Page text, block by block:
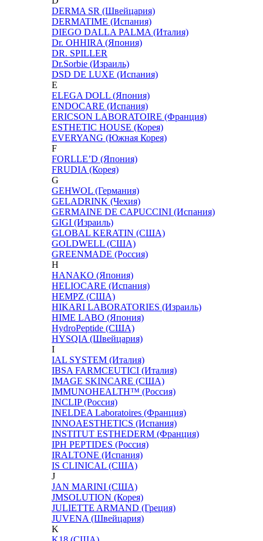
DERMA SR (Швейцария)
DERMATIME (Испания)
DIEGO DALLA PALMA (Италия)
Dr. OHHIRA (Япония)
DR. SPILLER
Dr.Sorbie (Израиль)
DSD DE LUXE (Испания)
E
ELEGA DOLL (Япония)
ENDOCARE (Испания)
ERICSON LABORATOIRE (Франция)
ESTHETIC HOUSE (Корея)
EVERYANG (Южная Корея)
F
FORLLE’D (Япония)
FRUDIA (Корея)
G
GEHWOL (Германия)
GELADRINK (Чехия)
GERMAINE DE CAPUCCINI (Испания)
GIGI (Израиль)
GLOBAL KERATIN (США)
GOLDWELL (США)
GREENMADE (Россия)
H
HANAKO (Япония)
HELIOCARE (Испания)
HEMPZ (США)
HIKARI LABORATORIES (Израиль)
HIME LABO (Япония)
HydroPeptide (США)
HYSQIA (Швейцария)
I
IAL SYSTEM (Италия)
IBSA FARMCEUTICI (Италия)
IMAGE SKINCARE (США)
IMMUNOHEALTH™ (Россия)
INCLIP (Россия)
INELDEA Laboratoires (Франция)
INNOAESTHETICS (Испания)
INSTITUT ESTHEDERM (Франция)
IPH PEPTIDES (Россия)
IRALTONE (Испания)
IS CLINICAL (США)
J
JAN MARINI (США)
JMSOLUTION (Корея)
JULIETTE ARMAND (Греция)
JUVENA (Швейцария)
K